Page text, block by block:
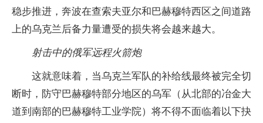
稳步推进，奔波在查索夫亚尔和巴赫穆特西区之间道路
上的乌克兰后备力量遭受的损失将会越来越大。
射击中的俄军远程火箭炮
这就意味着，当乌克兰军队的补给线最终被完全切
断时，防守巴赫穆特部分地区的乌军（从北部的冶金大
道到南部的巴赫穆特工业学院）将不得不面临着以下抉